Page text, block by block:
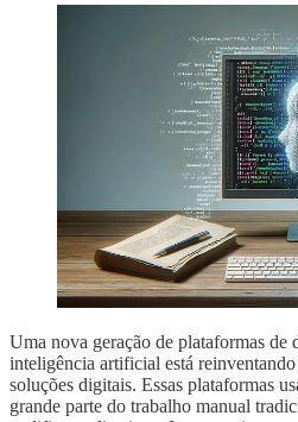
Uma nova geração de plataformas de
inteligência artificial está
soluções digitais. Essas plataformas
grande parte do trabalho manual